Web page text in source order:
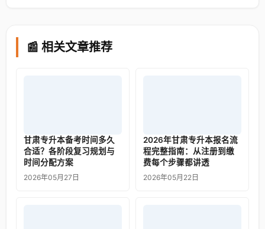
📰 相关文章推荐
甘肃专升本备考时间多久
合适？各阶段复习规划与
时间分配方案
2026年05月27日
2026年甘肃专升本报名流
程完整指南：从注册到缴
费每个步骤都讲透
2026年05月22日